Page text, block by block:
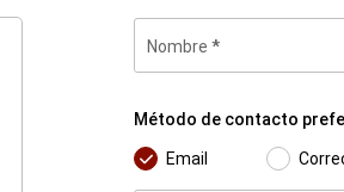
Nombre
de
preferido
Método de contacto
Email